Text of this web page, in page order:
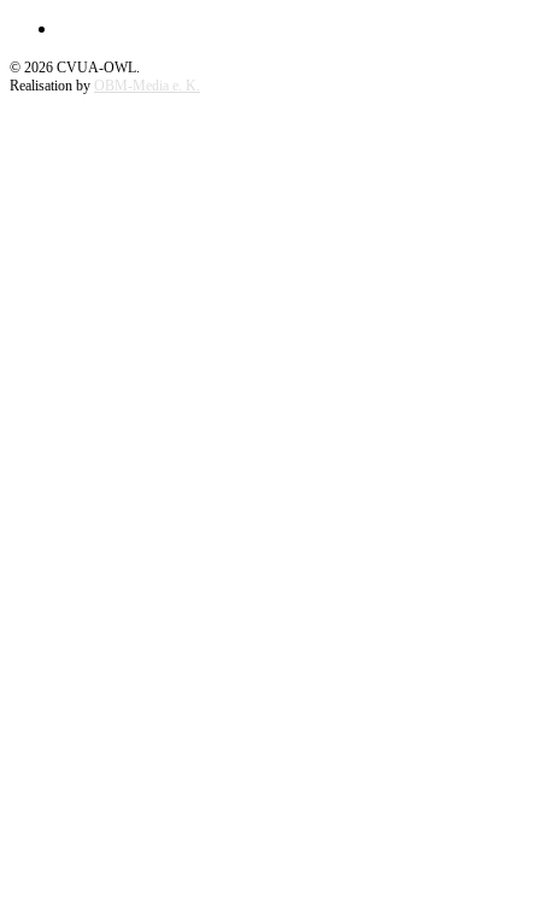
© 2026 CVUA-OWL.
Realisation by OBM-Media e. K.